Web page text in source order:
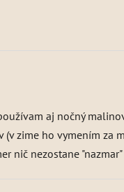
aj nočný
zime ho vymením za
nič nezostane